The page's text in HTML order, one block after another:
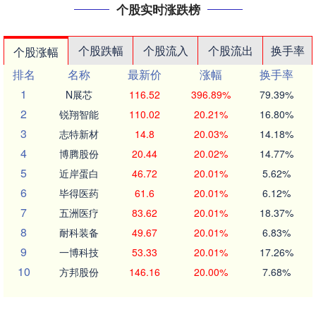
个股实时涨跌榜
个股涨幅 个股跌幅 个股流入 个股流出
换手率
排名
名称 最新价 涨幅
换手率
1
N展芯 116.52 396.89% 79.39%
2 锐翔智能 110.02 20.21% 16.80%
3 志特新材 14.8 20.03% 14.18%
4 博腾股份 20.44 20.02% 14.77%
5 近岸蛋白 46.72 20.01% 5.62%
6 毕得医药 61.6 20.01% 6.12%
7 五洲医疗 83.62 20.01% 18.37%
8 耐科装备 49.67 20.01% 6.83%
9 一博科技 53.33 20.01% 17.26%
10 方邦股份 146.16 20.00% 7.68%